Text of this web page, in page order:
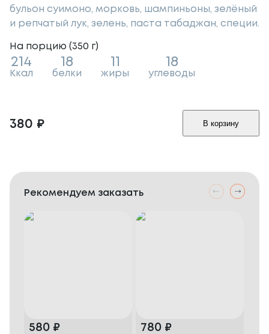
бульон суимоно, морковь, шампиньоны, зелёный
и репчатый лук, зелень, паста табаджан, специи.
На порцию (350 г)
214
Ккал
18
белки жиры
18
углеводы
380 ₽ В корзину
Рекомендуем заказать
580 ₽ 780 ₽